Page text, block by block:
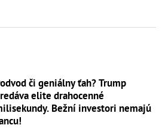
či geniálny ťah? Trump
elite drahocenné
Bežní investori nemajú